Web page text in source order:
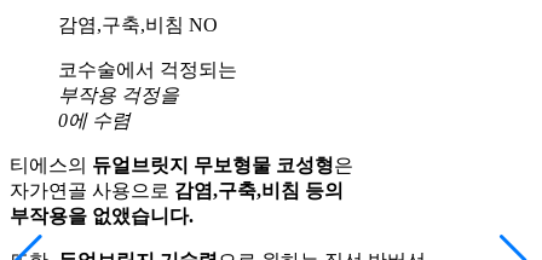
감염,구축,비침 NO
코수술에서 걱정되는
부작용 걱정을
0에 수렴
티에스의 듀얼브릿지 무보형물 코성형은
자가연골 사용으로 감염,구축,비침 등의
부작용을 없앴습니다.